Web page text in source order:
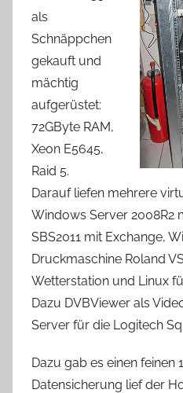
als
Schnäppchen
gekauft und
mächtig
aufgerüstet:
72GByte RAM,
Xeon E5645,
Raid 5.
Darauf liefen mehrere
Windows Server 2008R2
SBS2011 mit Exchange,
Druckmaschine Roland
Wetterstation und Linux
Dazu DVBViewer als
Server für die Logitech
Dazu gab es einen feinen
Datensicherung lief der